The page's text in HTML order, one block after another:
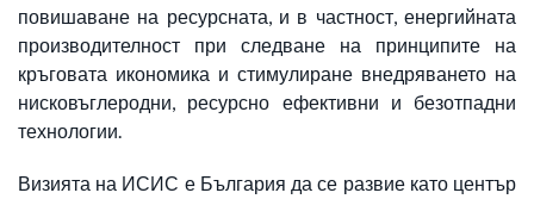
повишаване на ресурсната, и в частност, енергийната
производителност при следване на принципите на
кръговата икономика и стимулиране внедряването на
нисковъглеродни, ресурсно ефективни и безотпадни
технологии.
Визията на ИСИС е България да се развие като център